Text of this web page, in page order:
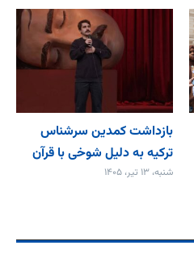
بازداشت کمدین سرشناس
ترکیه به دلیل شوخی با قرآن
شنبه، ۱۳ تیر، ۱۴۰۵